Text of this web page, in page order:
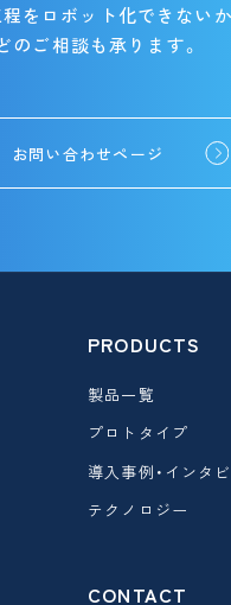
をロボット化できない
のご相談も承ります。
お問い合わせページ
PRODUCTS
製品一覧
プロトタイプ
導入事例・インタ
テクノロジー
CONTACT